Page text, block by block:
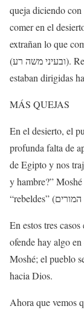
queja diciendo con
comer en el
extrañan lo que
(
ובעינימשה רע
).
estaban dirigidas
MÁS QUEJAS
En el desierto, el
profunda falta de
de Egipto y nos
y hambre?”
“rebeldes” (המורים
En estos tres
ofende hay algo
Moshé; el pueblo
hacia Dios.
Ahora que vemos